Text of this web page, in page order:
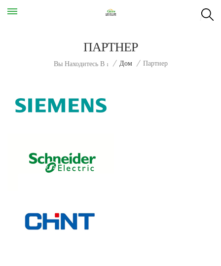
ПАРТНЕР
Вы Находитесь В : / Дом / Партнер